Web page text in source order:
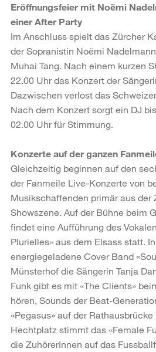
Eröffnungsfeier mit Noëmi
einer After Party
Im Anschluss spielt das Zürcher
der Sopranistin Noëmi
Muhai Tang. Nach einem kurzen
22.00 Uhr das Konzert der
Dazwischen verlost das
Nach dem Konzert sorgt ein DJ
02.00 Uhr für Stimmung.
Konzerte auf der ganzen
Gleichzeitig beginnen auf den
der Fanmeile Live-Konzerte von
Musikschaffenden primär aus der
Showszene. Auf der Bühne beim
findet eine Aufführung des
Plurielles» aus dem Elsass statt.
energiegeladene Cover Band
Münsterhof die Sängerin Tanja
Funk gibt es mit «The Clients»
hören, Sounds der Beat-
«Pegasus» auf der
Hechtplatz stimmt das «Female
die ZuhörerInnen auf das